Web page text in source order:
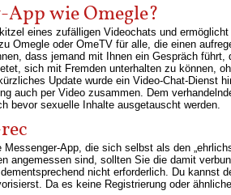
wie Omegle?
eines zufälligen Videochats und
Omegle oder OmeTV für alle, die einen
dass jemand mit Ihnen ein Gespräch
sich mit Fremden unterhalten zu können,
Update wurde ein Video-Chat-Dienst
auch per Video zusammen. Dem
bevor sexuelle Inhalte ausgetauscht werden.
App, die sich selbst als den
angemessen sind, sollten Sie die damit
nicht erforderlich. Du
Da es keine Registrierung oder